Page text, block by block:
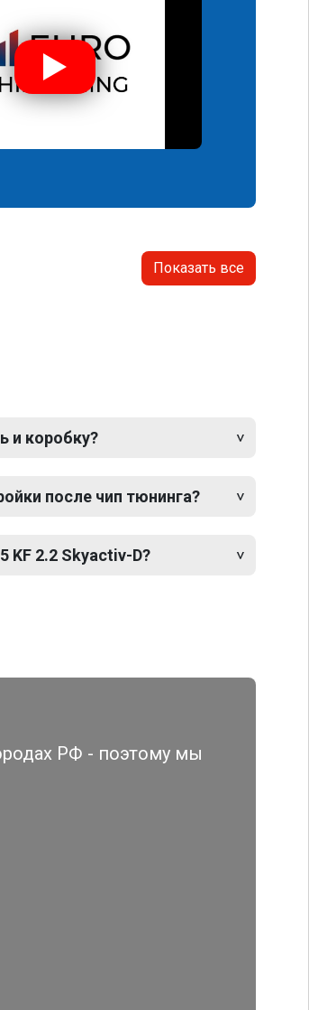
Показать все
и коробку?
после чип тюнинга?
KF 2.2 Skyactiv-D?
РФ - поэтому мы